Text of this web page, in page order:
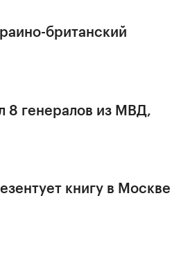
британский
8 генералов из МВД,
книгу в Москве